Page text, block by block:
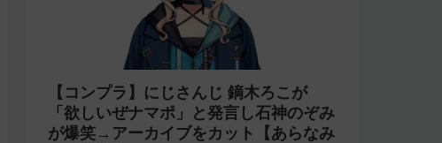
【コンプラ】にじさんじ 鏑木ろこが
「欲しいぜナマポ」と発言し石神のぞみ
が爆笑→アーカイブをカット【あらなみ